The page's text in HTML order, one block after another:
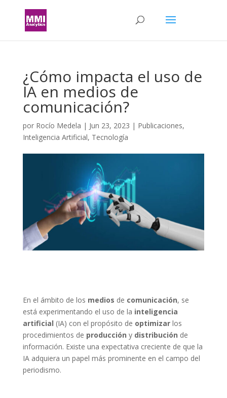
¿Cómo impacta el uso de
IA en medios de
comunicación?
por Rocío Medela | Jun 23, 2023 | Publicaciones,
Inteligencia Artificial, Tecnología
En el ámbito de los medios de comunicación, se
está experimentando el uso de la inteligencia
artificial (IA) con el propósito de optimizarlos
procedimientos de producción y distribución de
información. Existe una expectativa creciente de que la
IA adquiera un papel más prominente en el campo del
periodismo.